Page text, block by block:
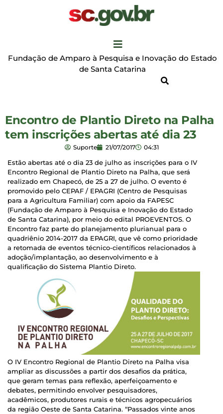
Fundação de Amparo à Pesquisa e Inovação do Estado
de Santa Catarina
Encontro de Plantio Direto na Palha
tem inscrições abertas até dia 23
Suporte 21/07/2017 04:31
Estão abertas até o dia 23 de julho as inscrições para o IV
Encontro Regional de Plantio Direto na Palha, que será
realizado em Chapecó, de 25 a 27 de julho. O evento é
promovido pelo CEPAF / EPAGRI (Centro de Pesquisas
para a Agricultura Familiar) com apoio da FAPESC
(Fundação de Amparo à Pesquisa e Inovação do Estado
de Santa Catarina), por meio do edital PROEVENTOS. O
Encontro faz parte do planejamento plurianual para o
quadriênio 2014-2017 da EPAGRI, que vê como prioridade
a retomada de eventos técnico-científicos relacionados à
adoção/implantação, ao desenvolvimento e à
qualificação do Sistema Plantio Direto.
O IV Encontro Regional de Plantio Direto na Palha visa
ampliar as discussões a partir dos desafios da prática,
que geram temas para reflexão, aperfeiçoamento e
debates, permitindo envolver pesquisadores,
acadêmicos, produtores rurais e técnicos agropecuários
da região Oeste de Santa Catarina. “Passados vinte anos